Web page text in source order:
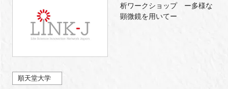
析ワークショップ ー多様な
顕微鏡を用いてー
順天堂大学